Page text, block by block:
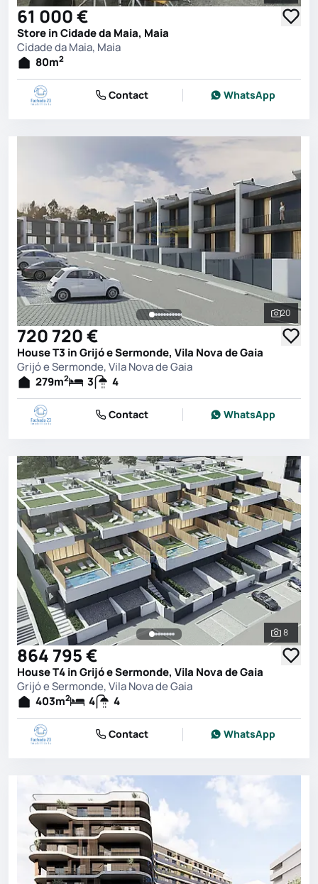
61 000 €
Store in Cidade da Maia, Maia
Cidade da Maia, Maia
80m2
Contact WhatsApp
See all
20
720 720 €
House T3 in Grijó e Sermonde, Vila Nova de Gaia
Grijó e Sermonde, Vila Nova de Gaia
279m2 3 4
Contact WhatsApp
See all
8
864 795 €
House T4 in Grijó e Sermonde, Vila Nova de Gaia
Grijó e Sermonde, Vila Nova de Gaia
403m2 4 4
Contact WhatsApp